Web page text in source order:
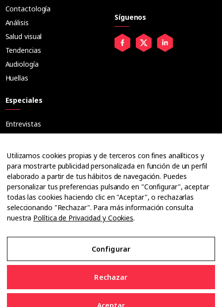
Contactología
Análisis
Salud visual
Tendencias
Audiología
Huellas
Especiales
Entrevistas
Ópticos
Cuadernos
Guías
Dossier
Anuarios
Ofertas de empleo
Síguenos
Utilizamos cookies propias y de terceros con fines analíticos y
para mostrarte publicidad personalizada en función de un perfil
elaborado a partir de tus hábitos de navegación. Puedes
personalizar tus preferencias pulsando en "Configurar", aceptar
todas las cookies haciendo clic en "Aceptar", o rechazarlas
seleccionando "Rechazar". Para más información consulta
nuestra Política de Privacidad y Cookies.
Configurar
Rechazar
Aviso Legal
Política de Privacidad y Cookies